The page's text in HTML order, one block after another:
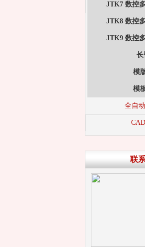
JTK7 数控
JTK8 数控
JTK9 数控
长
模
模
全自
联